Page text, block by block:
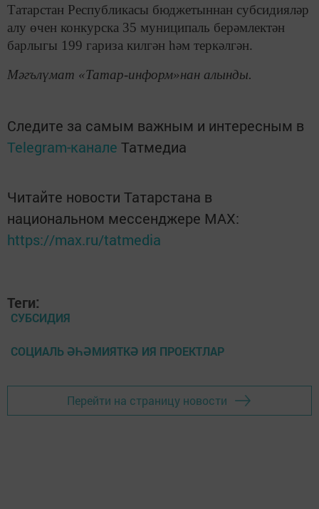
Татарстан Республикасы бюджетыннан субсидияләр
алу өчен конкурска 35 муниципаль берәмлектән
барлыгы 199 гариза килгән һәм теркәлгән.
Мәгълүмат «Татар-информ»нан алынды.
Следите за самым важным и интересным в
Telegram-канале Татмедиа
Читайте новости Татарстана в
национальном мессенджере MАХ:
https://max.ru/tatmedia
Теги:
СУБСИДИЯ
СОЦИАЛЬ ӘҺӘМИЯТКӘ ИЯ ПРОЕКТЛАР
Перейти на страницу новости